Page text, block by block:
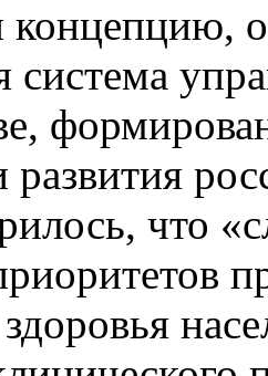
концепцию,
система
развития
что